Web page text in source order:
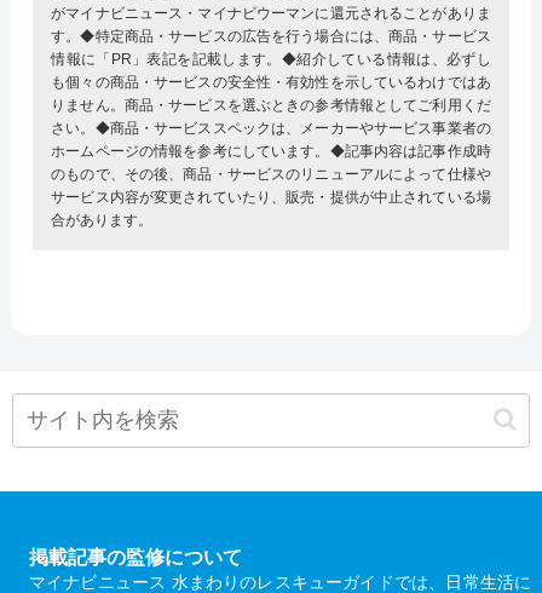
がマイナビニュース・マイナビウーマンに還元されることがありま
す。◆特定商品・サービスの広告を行う場合には、商品・サービス
情報に「PR」表記を記載します。◆紹介している情報は、必ずし
も個々の商品・サービスの安全性・有効性を示しているわけではあ
りません。商品・サービスを選ぶときの参考情報としてご利用くだ
さい。◆商品・サービススペックは、メーカーやサービス事業者の
ホームページの情報を参考にしています。◆記事内容は記事作成時
のもので、その後、商品・サービスのリニューアルによって仕様や
サービス内容が変更されていたり、販売・提供が中止されている場
合があります。
掲載記事の監修について
マイナビニュース 水まわりのレスキューガイドでは、日常生活に